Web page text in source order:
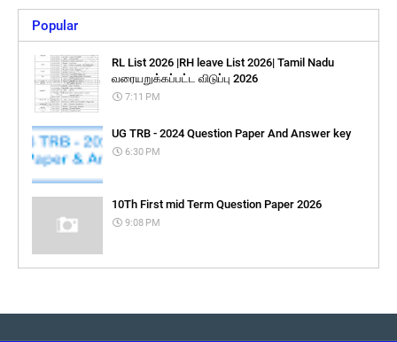
Popular
RL List 2026 |RH leave List 2026| Tamil Nadu
வரையறுக்கப்பட்ட விடுப்பு 2026
7:11 PM
UG TRB - 2024 Question Paper And Answer key
6:30 PM
10Th First mid Term Question Paper 2026
9:08 PM